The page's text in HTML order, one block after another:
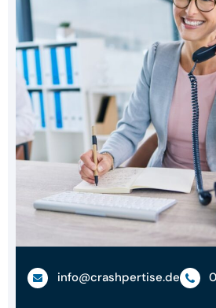
info@crashpertise.de